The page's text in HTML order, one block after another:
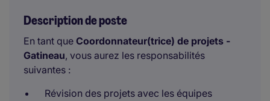
Description de poste
En tant que Coordonnateur(trice) de projets -
Gatineau, vous aurez les responsabilités
suivantes :
Révision des projets avec les équipes